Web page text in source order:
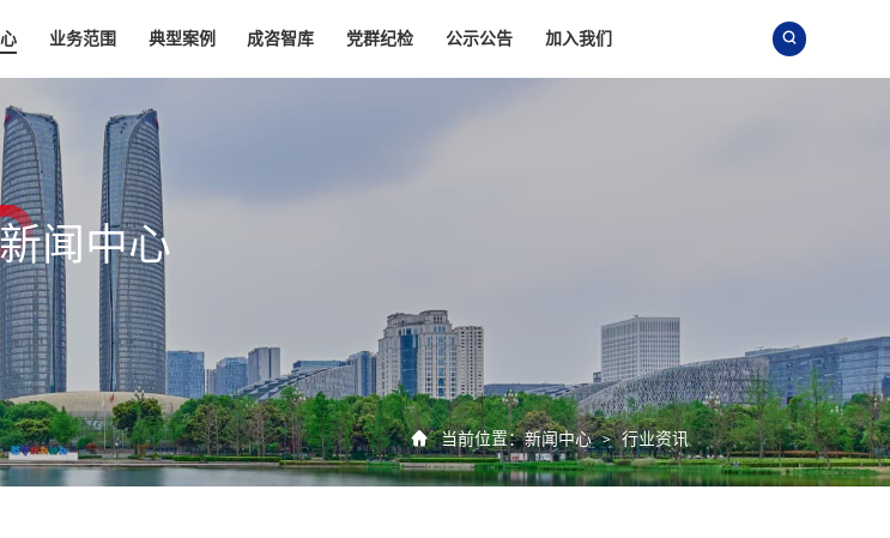
业务范围 典型案例 成咨智库 党群纪检 公示公告 加入我们 
新闻 中心
 当前位置：新闻中心 > 行业资讯